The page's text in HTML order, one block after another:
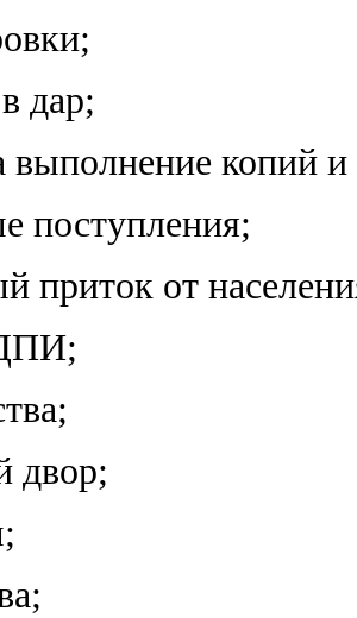
дар;
выполнение копий
поступления;
приток от
двор;